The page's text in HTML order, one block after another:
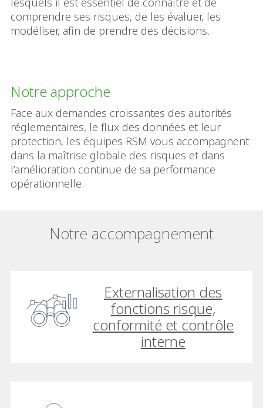
comprendre ses risques, de les évaluer, les
modéliser, afin de prendre des décisions.
Notre approche
Face aux demandes croissantes des autorités
réglementaires, le flux des données et leur
protection, les équipes RSM vous accompagnent
dans la maîtrise globale des risques et dans
l’amélioration continue de sa performance
opérationnelle.
Notre accompagnement
Externalisation des
fonctions risque,
conformité et contrôle
interne